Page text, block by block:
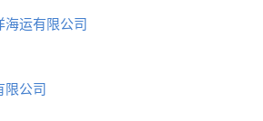
海运有限公司
限公司